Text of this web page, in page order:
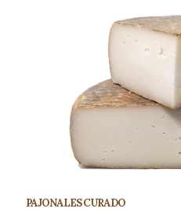
PAJONALES CURADO